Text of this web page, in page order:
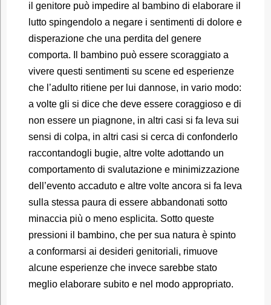
il genitore può impedire al bambino di elaborare il
lutto spingendolo a negare i sentimenti di dolore e
disperazione che una perdita del genere
comporta. Il bambino può essere scoraggiato a
vivere questi sentimenti su scene ed esperienze
che l’adulto ritiene per lui dannose, in vario modo:
a volte gli si dice che deve essere coraggioso e di
non essere un piagnone, in altri casi si fa leva sui
sensi di colpa, in altri casi si cerca di confonderlo
raccontandogli bugie, altre volte adottando un
comportamento di svalutazione e minimizzazione
dell’evento accaduto e altre volte ancora si fa leva
sulla stessa paura di essere abbandonati sotto
minaccia più o meno esplicita. Sotto queste
pressioni il bambino, che per sua natura è spinto
a conformarsi ai desideri genitoriali, rimuove
alcune esperienze che invece sarebbe stato
meglio elaborare subito e nel modo appropriato.